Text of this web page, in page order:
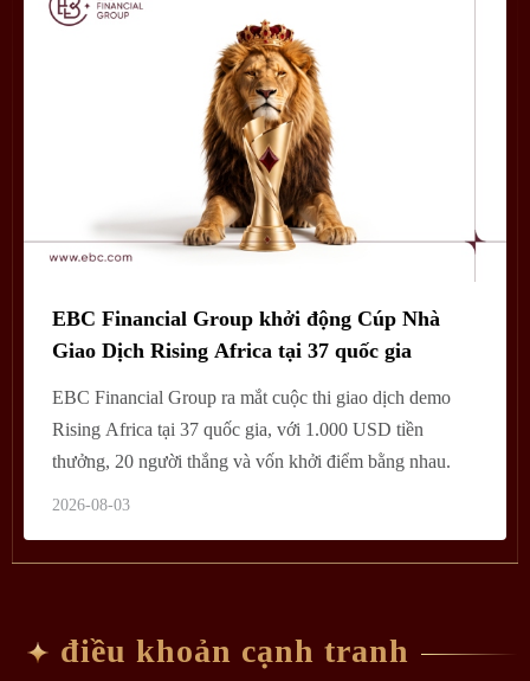
EBC Financial Group khởi động Cúp Nhà
Giao Dịch Rising Africa tại 37 quốc gia
EBC Financial Group ra mắt cuộc thi giao dịch demo
Rising Africa tại 37 quốc gia, với 1.000 USD tiền
thưởng, 20 người thắng và vốn khởi điểm bằng nhau.
2026-08-03
điều khoản cạnh tranh